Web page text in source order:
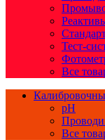
Тест-
Все
pH
Все